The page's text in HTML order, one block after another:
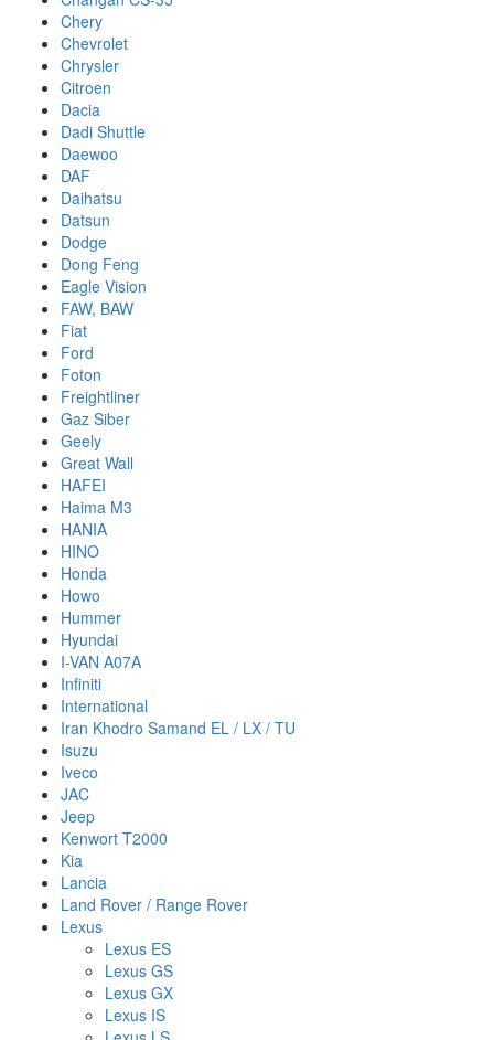
Chery
Chevrolet
Chrysler
Citroen
Dacia
Dadi Shuttle
Daewoo
DAF
Daihatsu
Datsun
Dodge
Dong Feng
Eagle Vision
FAW, BAW
Fiat
Ford
Foton
Freightliner
Gaz Siber
Geely
Great Wall
HAFEI
Haima M3
HANIA
HINO
Honda
Howo
Hummer
Hyundai
I-VAN A07A
Infiniti
International
Iran Khodro Samand EL / LX / TU
Isuzu
Iveco
JAC
Jeep
Kenwort T2000
Kia
Lancia
Land Rover / Range Rover
Lexus
Lexus ES
Lexus GS
Lexus GX
Lexus IS